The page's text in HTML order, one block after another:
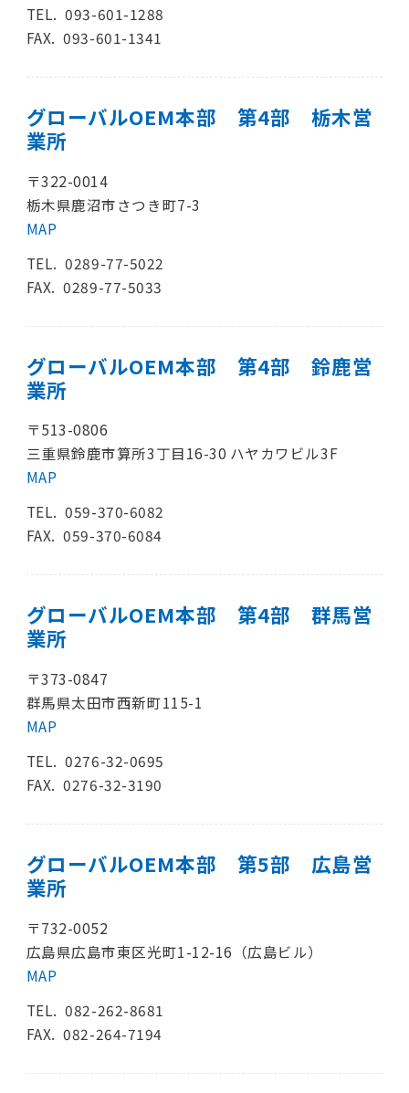
TEL.093-601-1288
FAX. 093-601-1341
グローバルOEM本部 第4部 栃木営
業所
〒322-0014
栃木県鹿沼市さつき町7-3
MAP
TEL.0289-77-5022
FAX. 0289-77-5033
グローバルOEM本部 第4部 鈴鹿営
業所
〒513-0806
三重県鈴鹿市算所3丁目16-30 ハヤカワビル3F
MAP
TEL.059-370-6082
FAX. 059-370-6084
グローバルOEM本部 第4部 群馬営
業所
〒373-0847
群馬県太田市西新町115-1
MAP
TEL.0276-32-0695
FAX. 0276-32-3190
グローバルOEM本部 第5部 広島営
業所
〒732-0052
広島県広島市東区光町1-12-16（広島ビル）
MAP
TEL.082-262-8681
FAX. 082-264-7194